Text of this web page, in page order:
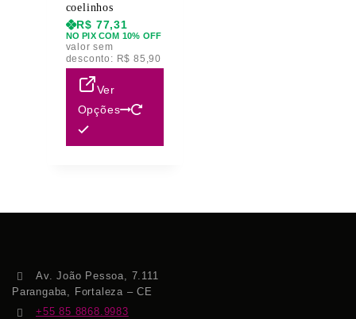
coelinhos
R$ 77,31
NO PIX COM 10% OFF
valor sem
desconto: R$ 85,90
Ver
Opções
Av. João Pessoa, 7.111
Parangaba, Fortaleza – CE
+55 85 8868.9983